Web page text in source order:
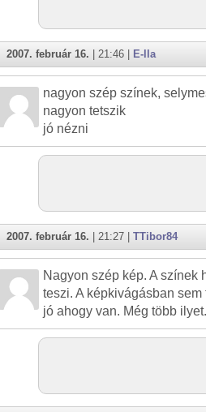
2007. február 16. | 21:46 | E-lla
nagyon szép színek,
nagyon tetszik
jó nézni
2007. február 16. | 21:27 | TTibor84
Nagyon szép kép. A színek
teszi. A képkivágásban
jó ahogy van. Még több